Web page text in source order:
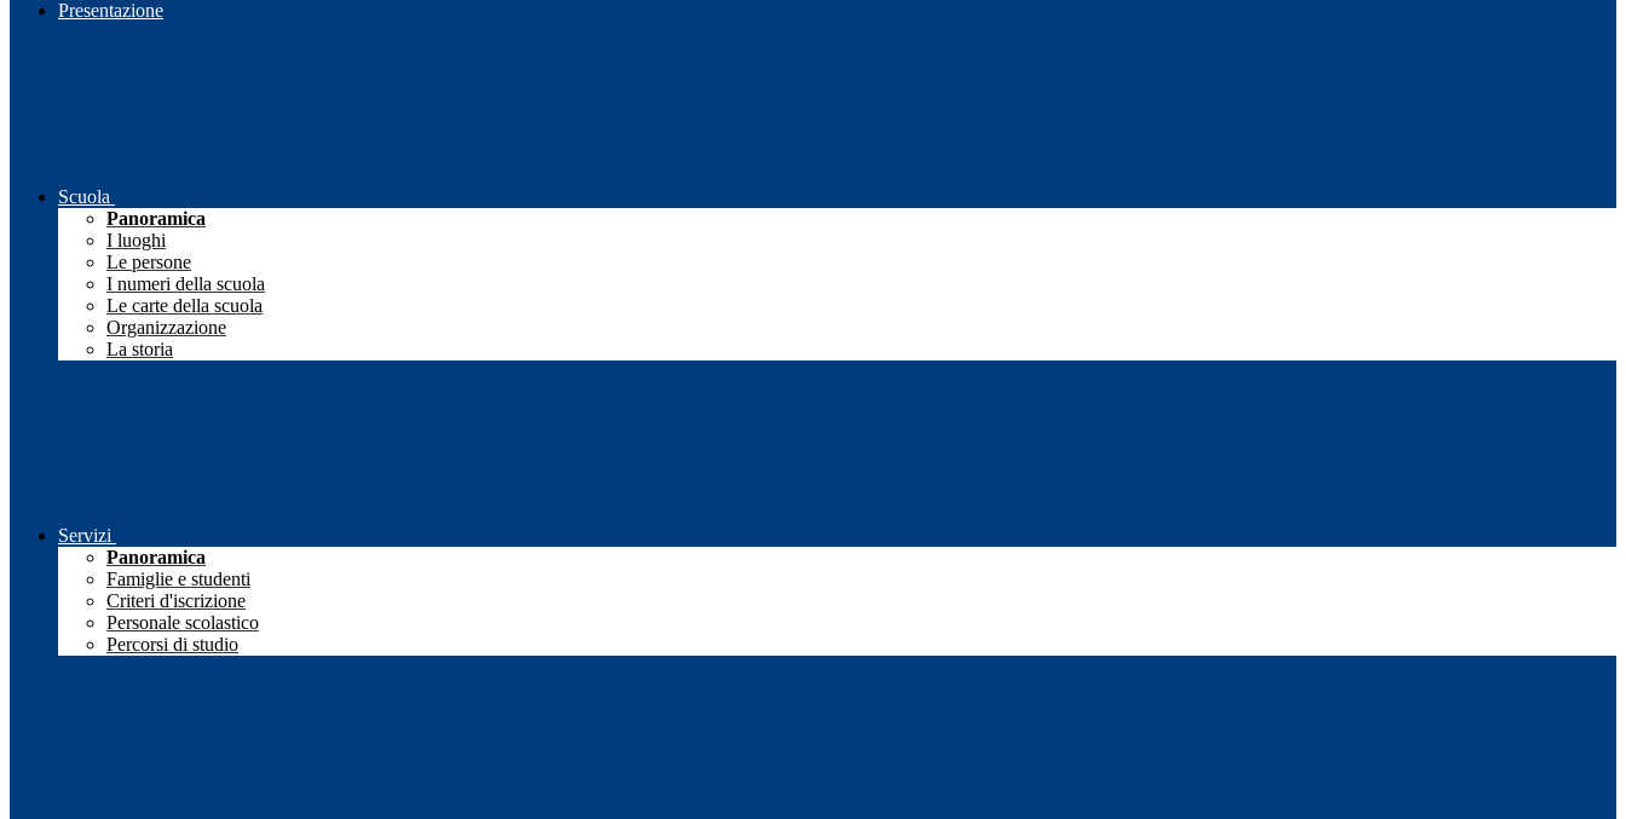
Presentazione
Scuola
Panoramica
I luoghi
Le persone
I numeri della scuola
Le carte della scuola
Organizzazione
La storia
Servizi
Panoramica
Famiglie e studenti
Criteri d'iscrizione
Personale scolastico
Percorsi di studio